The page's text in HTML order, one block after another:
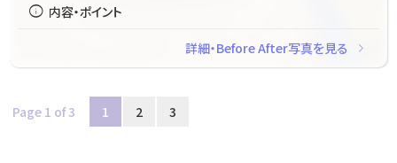
info 内容・ポイント
詳細・Before After写真を見る navigate_next
Page 1 of 3 1 2 3